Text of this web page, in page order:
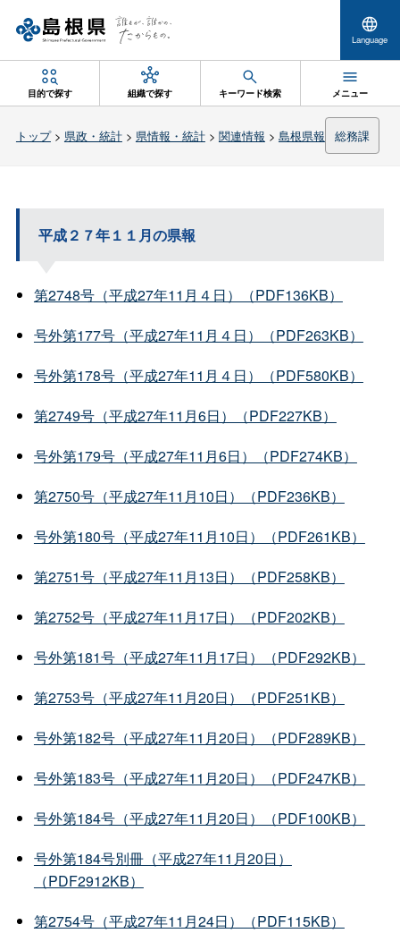
Language
目的で探す 組織で探す キーワード検索 メニュー
トップ> 県政・統計> 県情報・統計> 関連情報 > 島根県報 総務課
平成２７年１１月の県報
第2748号（平成27年11月４日）（PDF136KB）
号外第177号（平成27年11月４日）（PDF263KB）
号外第178号（平成27年11月４日）（PDF580KB）
第2749号（平成27年11月6日）（PDF227KB）
号外第179号（平成27年11月6日）（PDF274KB）
第2750号（平成27年11月10日）（PDF236KB）
号外第180号（平成27年11月10日）（PDF261KB）
第2751号（平成27年11月13日）（PDF258KB）
第2752号（平成27年11月17日）（PDF202KB）
号外第181号（平成27年11月17日）（PDF292KB）
第2753号（平成27年11月20日）（PDF251KB）
号外第182号（平成27年11月20日）（PDF289KB）
号外第183号（平成27年11月20日）（PDF247KB）
号外第184号（平成27年11月20日）（PDF100KB）
号外第184号別冊（平成27年11月20日）
（PDF2912KB）
第2754号（平成27年11月24日）（PDF115KB）